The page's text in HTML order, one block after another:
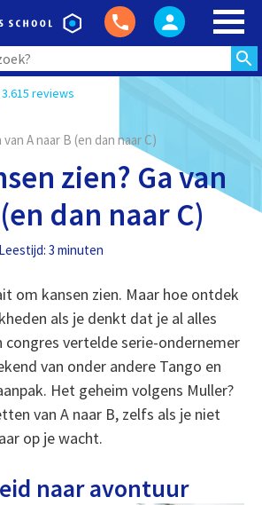
3.615 reviews
A naar B (en dan naar C)
zien? Ga van
dan naar C)
3 minuten
om kansen zien. Maar hoe ontdek
als je denkt dat je al alles
congres vertelde serie-ondernemer
van onder andere Tango en
Het geheim volgens Muller?
van A naar B, zelfs als je niet
op je wacht.
naar avontuur